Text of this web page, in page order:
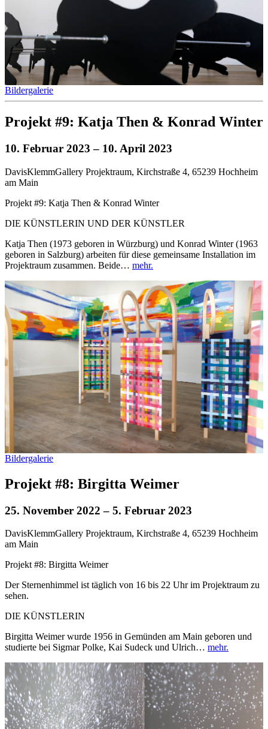
Bildergalerie
Projekt #9: Katja Then & Konrad Winter
10. Februar 2023 – 10. April 2023
DavisKlemmGallery Projektraum, Kirchstraße 4, 65239 Hochheim
am Main
Projekt #9: Katja Then & Konrad Winter
DIE KÜNSTLERIN UND DER KÜNSTLER
Katja Then (1973 geboren in Würzburg) und Konrad Winter (1963
geboren in Salzburg) arbeiten für diese gemeinsame Installation im
Projektraum zusammen. Beide… mehr.
Bildergalerie
Projekt #8: Birgitta Weimer
25. November 2022 – 5. Februar 2023
DavisKlemmGallery Projektraum, Kirchstraße 4, 65239 Hochheim
am Main
Projekt #8: Birgitta Weimer
Der Sternenhimmel ist täglich von 16 bis 22 Uhr im Projektraum zu
sehen.
DIE KÜNSTLERIN
Birgitta Weimer wurde 1956 in Gemünden am Main geboren und
studierte bei Sigmar Polke, Kai Sudeck und Ulrich… mehr.